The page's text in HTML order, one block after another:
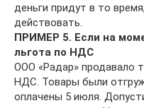
деньги придут в то
действовать.
ПРИМЕР 5. Если на
льгота по НДС
ООО «Радар» продавало
НДС. Товары были
оплачены 5 июля.